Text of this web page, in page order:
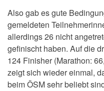
Also gab es gute
gemeldeten
allerdings 26 nicht
gefinischt haben. Auf die
124 Finisher (Marathon:
zeigt sich wieder einmal,
beim ÖSM sehr beliebt